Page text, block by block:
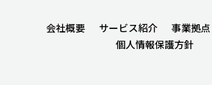
会社概要 サービス紹介 事業拠点
個人情報保護方針